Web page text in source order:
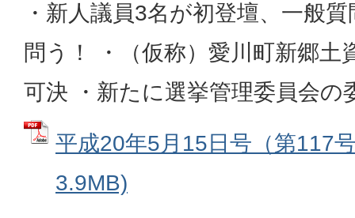
・新人議員3名が初登壇、一般
問う！ ・（仮称）愛川町新郷土
可決 ・新たに選挙管理委員会
平成20年5月15日号（第117
3.9MB)